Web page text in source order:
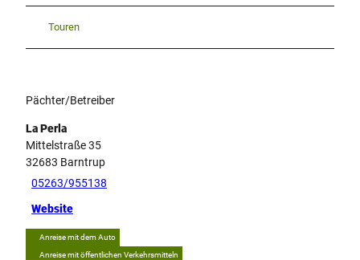
Touren
Pächter/Betreiber
La Perla
Mittelstraße 35
32683 Barntrup
05263/955138
Website
Anreise mit dem Auto
Anreise mit öffentlichen Verkehrsmitteln